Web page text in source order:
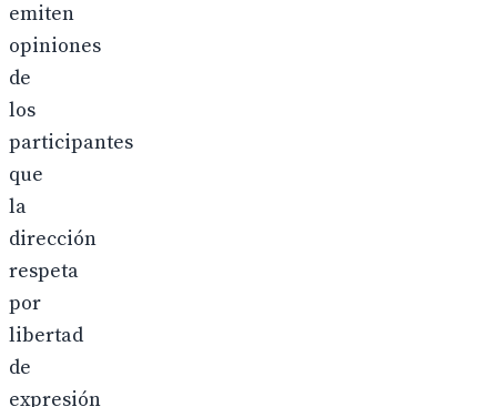
emiten
opiniones
de
los
participantes
que
la
dirección
respeta
por
libertad
de
expresión